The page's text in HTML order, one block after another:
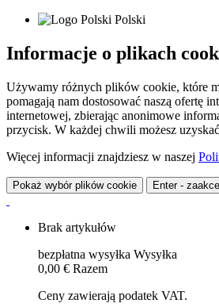
Polski
Informacje o plikach
Używamy różnych plików cookie, które
pomagają nam dostosować naszą ofertę
internetowej, zbierając anonimowe
przycisk. W każdej chwili możesz
Więcej informacji znajdziesz w naszej
Pokaż wybór plików cookie Enter -
Brak artykułów
bezpłatna wysyłka Wysyłka
0,00 € Razem
Ceny zawierają podatek VAT.